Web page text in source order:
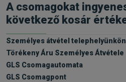
A csomagokat
következő kosár
Személyes átvétel telephelyünkön
Törékeny Áru Személyes Átvétele
GLS Csomagautomata
GLS Csomagpont